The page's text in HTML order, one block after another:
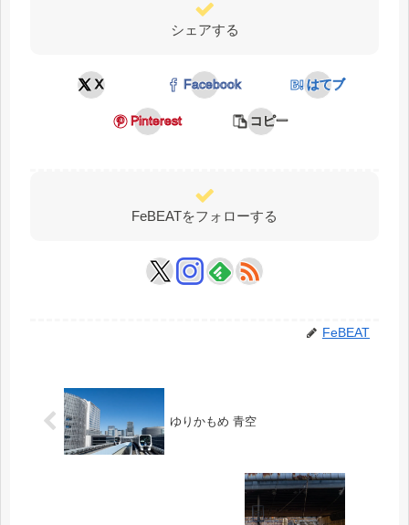
シェアする
X Facebook はてブ
Pinterest コピー
FeBEATをフォローする
FeBEAT
ゆりかもめ 青空